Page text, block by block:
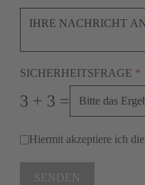
SICHERHEITSFRAGE *
3 + 3 =
Hiermit akzeptiere ich die
SENDEN